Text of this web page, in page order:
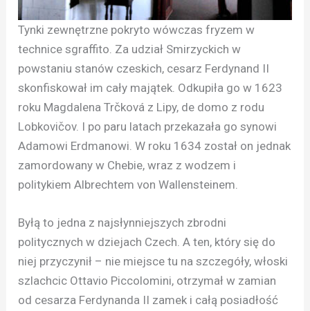
Tynki zewnętrzne pokryto wówczas fryzem w
technice sgraffito. Za udział Smirzyckich w
powstaniu stanów czeskich, cesarz Ferdynand II
skonfiskował im cały majątek. Odkupiła go w 1623
roku Magdalena Trčková z Lipy, de domo z rodu
Lobkovičov. I po paru latach przekazała go synowi
Adamowi Erdmanowi. W roku 1634 został on jednak
zamordowany w Chebie, wraz z wodzem i
politykiem Albrechtem von Wallensteinem.
Byłą to jedna z najsłynniejszych zbrodni
politycznych w dziejach Czech. A ten, który się do
niej przyczynił – nie miejsce tu na szczegóły, włoski
szlachcic Ottavio Piccolomini, otrzymał w zamian
od cesarza Ferdynanda II zamek i całą posiadłość